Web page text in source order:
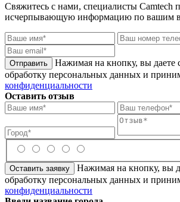
Свяжитесь с нами, специалисты Camtech
исчерпывающую информацию по вашим
Нажимая на кнопку, вы даете
обработку персональных данных и
конфиденциальности
Оставить отзыв
Нажимая на кнопку, вы
обработку персональных данных и
конфиденциальности